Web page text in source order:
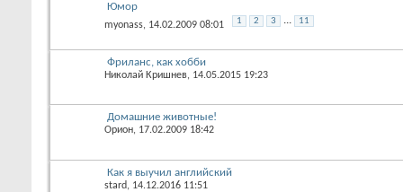
Юмор
myonass, 14.02.2009 08:01 1 2 3 ... 11
Фриланс, как хобби
Николай Кришнев, 14.05.2015 19:23
Домашние животные!
Орион, 17.02.2009 18:42
Как я выучил английский
stard, 14.12.2016 11:51